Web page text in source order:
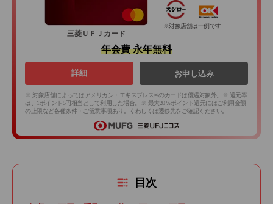
三菱ＵＦＪカード
※対象店舗は一例です
年会費 永年無料
詳細 お申し込み
※ 対象店舗によってはアメリカン・エキスプレス®のカードは優遇対象外。※ 還元率
は、1ポイント5円相当として利用した場合。※ 最大20％ポイント還元にはご利用金額
の上限など各種条件・ご留意事項あり。くわしくは遷移先をご確認ください。
目次